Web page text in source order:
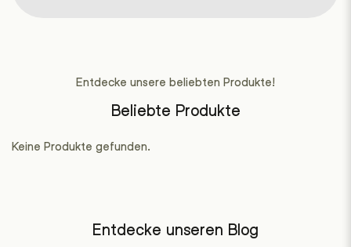
Entdecke unsere beliebten Produkte!
Beliebte Produkte
Keine Produkte gefunden.
Entdecke unseren Blog